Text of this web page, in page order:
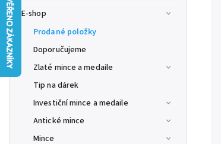
E-shop
Prodané položky
Doporučujeme
Zlaté mince a medaile
Tip na dárek
Investiční mince a medaile
Antické mince
Mince